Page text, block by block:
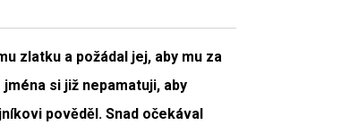
zlatku a požádal jej, aby mu za
si již nepamatuji, aby
pověděl. Snad očekával